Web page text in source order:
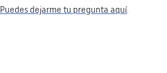
Puedes dejarme tu pregunta aquí.